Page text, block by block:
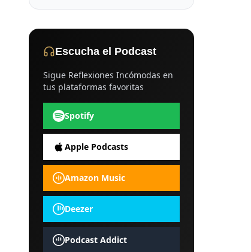
Escucha el Podcast
Sigue Reflexiones Incómodas en
tus plataformas favoritas
Spotify
Apple Podcasts
Amazon Music
Deezer
Podcast Addict